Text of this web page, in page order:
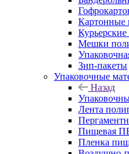
Картонные
Мешки
Зип-пакеты
Упаковочные
Назад
Лента
Пищевая
Пленка